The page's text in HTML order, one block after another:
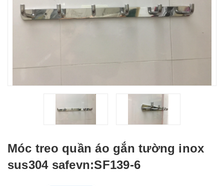
Móc treo quần áo gắn tường inox
sus304 safevn:SF139-6